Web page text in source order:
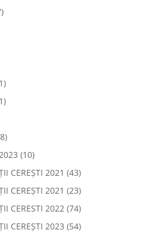
(10)
CEREȘTI 2021 (43)
CEREȘTI 2021 (23)
CERESTI 2022(74)
CEREȘTI 2023 (54)